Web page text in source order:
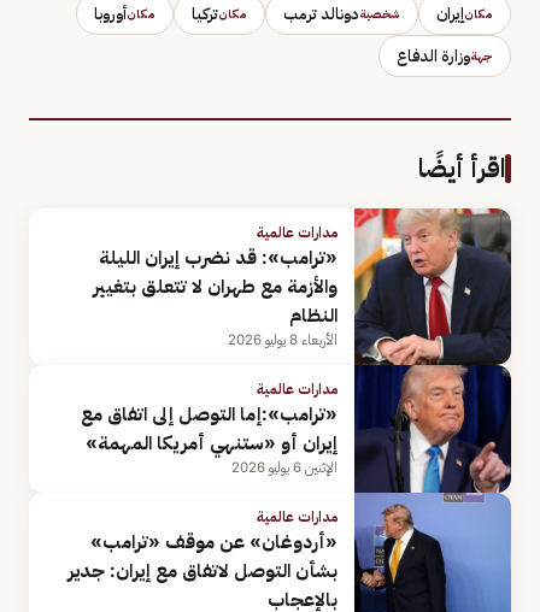
مكانإيران شخصيةدونالد ترمب مكانتركيا مكانأوروبا
جهةوزارة الدفاع
اقرأ أيضًا
مدارات عالمية
«ترامب»: قد نضرب إيران الليلة
والأزمة مع طهران لا تتعلق بتغيير
النظام
الأربعاء 8 يوليو 2026
مدارات عالمية
«ترامب»:إما التوصل إلى اتفاق مع
إيران أو «ستنهي أمريكا المهمة»
الإثنين 6 يوليو 2026
مدارات عالمية
«أردوغان» عن موقف «ترامب»
بشأن التوصل لاتفاق مع إيران: جدير
بالإعجاب